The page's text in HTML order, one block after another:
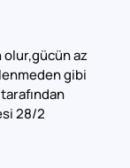
olur,gücün az
gibi
28/2